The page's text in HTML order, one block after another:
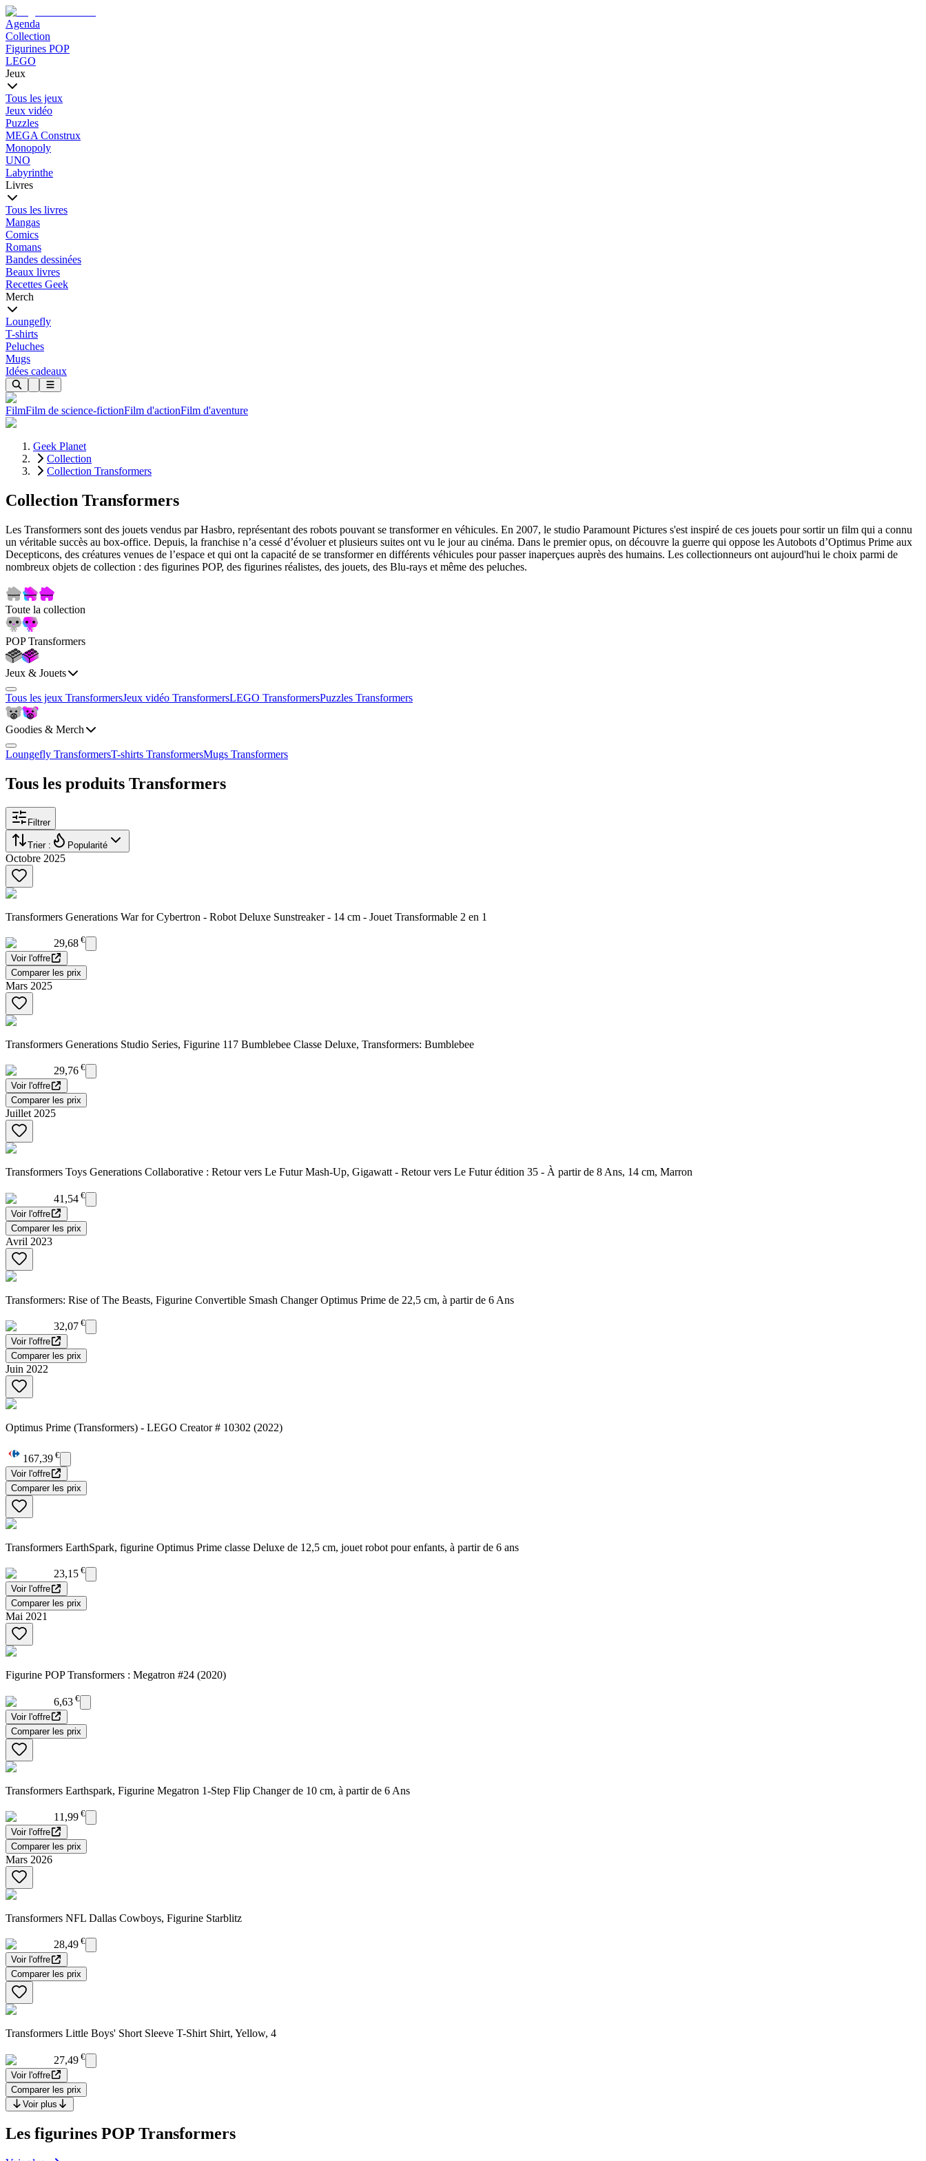
Agenda
Collection
Figurines POP
LEGO
Jeux
Tous les jeux
Jeux vidéo
Puzzles
MEGA Construx
Monopoly
UNO
Labyrinthe
Livres
Tous les livres
Mangas
Comics
Romans
Bandes dessinées
Beaux livres
Recettes Geek
Merch
Loungefly
T-shirts
Peluches
Mugs
Idées cadeaux
FilmFilm de science-fictionFilm d'actionFilm d'aventure
Geek Planet
Collection
Collection Transformers
Collection Transformers
Les Transformers sont des jouets vendus par Hasbro, représentant des robots pouvant se transformer en véhicules. En 2007, le studio Paramount Pictures s'est inspiré de ces jouets pour sortir un film qui a connu
un véritable succès au box-office. Depuis, la franchise n’a cessé d’évoluer et plusieurs suites ont vu le jour au cinéma. Dans le premier opus, on découvre la guerre qui oppose les Autobots d’Optimus Prime aux
Decepticons, des créatures venues de l’espace et qui ont la capacité de se transformer en différents véhicules pour passer inaperçues auprès des humains. Les collectionneurs ont aujourd'hui le choix parmi de
nombreux objets de collection : des figurines POP, des figurines réalistes, des jouets, des Blu-rays et même des peluches.
Toute la collection
POP Transformers
Jeux & Jouets
Tous les jeux TransformersJeux vidéo TransformersLEGO TransformersPuzzles Transformers
Goodies & Merch
Loungefly TransformersT-shirts TransformersMugs Transformers
Tous les produits Transformers
Filtrer
Trier : Popularité
Octobre 2025
Transformers Generations War for Cybertron - Robot Deluxe Sunstreaker - 14 cm - Jouet Transformable 2 en 1
29,68 €
Voir l'offre
Comparer les prix
Mars 2025
Transformers Generations Studio Series, Figurine 117 Bumblebee Classe Deluxe, Transformers: Bumblebee
29,76 €
Voir l'offre
Comparer les prix
Juillet 2025
Transformers Toys Generations Collaborative : Retour vers Le Futur Mash-Up, Gigawatt - Retour vers Le Futur édition 35 - À partir de 8 Ans, 14 cm, Marron
41,54 €
Voir l'offre
Comparer les prix
Avril 2023
Transformers: Rise of The Beasts, Figurine Convertible Smash Changer Optimus Prime de 22,5 cm, à partir de 6 Ans
32,07 €
Voir l'offre
Comparer les prix
Juin 2022
Optimus Prime (Transformers) - LEGO Creator # 10302 (2022)
167,39 €
Voir l'offre
Comparer les prix
Transformers EarthSpark, figurine Optimus Prime classe Deluxe de 12,5 cm, jouet robot pour enfants, à partir de 6 ans
23,15 €
Voir l'offre
Comparer les prix
Mai 2021
Figurine POP Transformers : Megatron #24 (2020)
6,63 €
Voir l'offre
Comparer les prix
Transformers Earthspark, Figurine Megatron 1-Step Flip Changer de 10 cm, à partir de 6 Ans
11,99 €
Voir l'offre
Comparer les prix
Mars 2026
Transformers NFL Dallas Cowboys, Figurine Starblitz
28,49 €
Voir l'offre
Comparer les prix
Transformers Little Boys' Short Sleeve T-Shirt Shirt, Yellow, 4
27,49 €
Voir l'offre
Comparer les prix
Voir plus
Les figurines POP Transformers